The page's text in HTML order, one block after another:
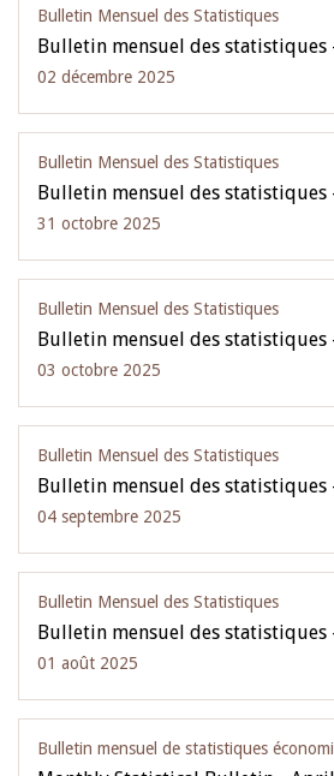
Bulletin Mensuel des Statistiques
Bulletin mensuel des statistiques
02 décembre 2025
Bulletin Mensuel des Statistiques
Bulletin mensuel des statistiques
31 octobre 2025
Bulletin Mensuel des Statistiques
Bulletin mensuel des statistiques
03 octobre 2025
Bulletin Mensuel des Statistiques
Bulletin mensuel des statistiques
04 septembre 2025
Bulletin Mensuel des Statistiques
Bulletin mensuel des statistiques
01 août 2025
Bulletin mensuel de statistiques